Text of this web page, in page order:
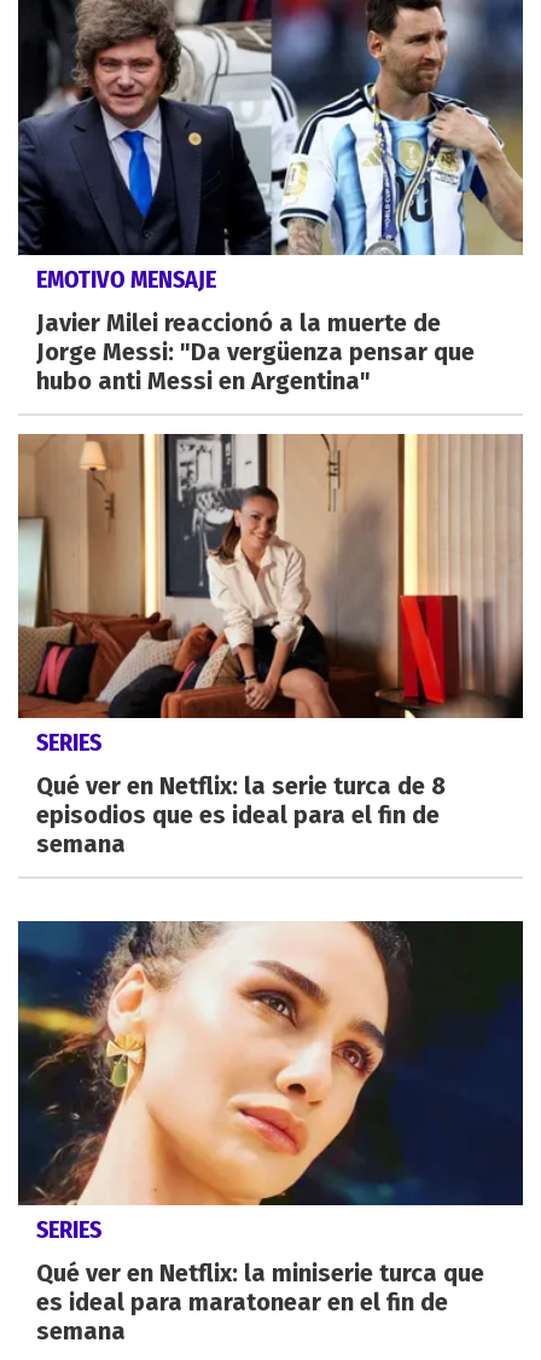
EMOTIVO MENSAJE
Javier Milei reaccionó a la muerte de
Jorge Messi: "Da vergüenza pensar que
hubo anti Messi en Argentina"
SERIES
Qué ver en Netflix: la serie turca de 8
episodios que es ideal para el fin de
semana
SERIES
Qué ver en Netflix: la miniserie turca que
es ideal para maratonear en el fin de
semana